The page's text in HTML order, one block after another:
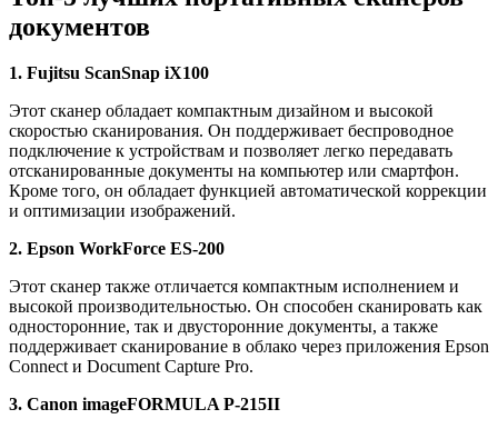
документов
1. Fujitsu ScanSnap iX100
Этот сканер обладает компактным дизайном и высокой
скоростью сканирования. Он поддерживает беспроводное
подключение к устройствам и позволяет легко передавать
отсканированные документы на компьютер или смартфон.
Кроме того, он обладает функцией автоматической коррекции
и оптимизации изображений.
2. Epson WorkForce ES-200
Этот сканер также отличается компактным исполнением и
высокой производительностью. Он способен сканировать как
односторонние, так и двусторонние документы, а также
поддерживает сканирование в облако через приложения Epson
Connect и Document Capture Pro.
3. Canon imageFORMULA P-215II